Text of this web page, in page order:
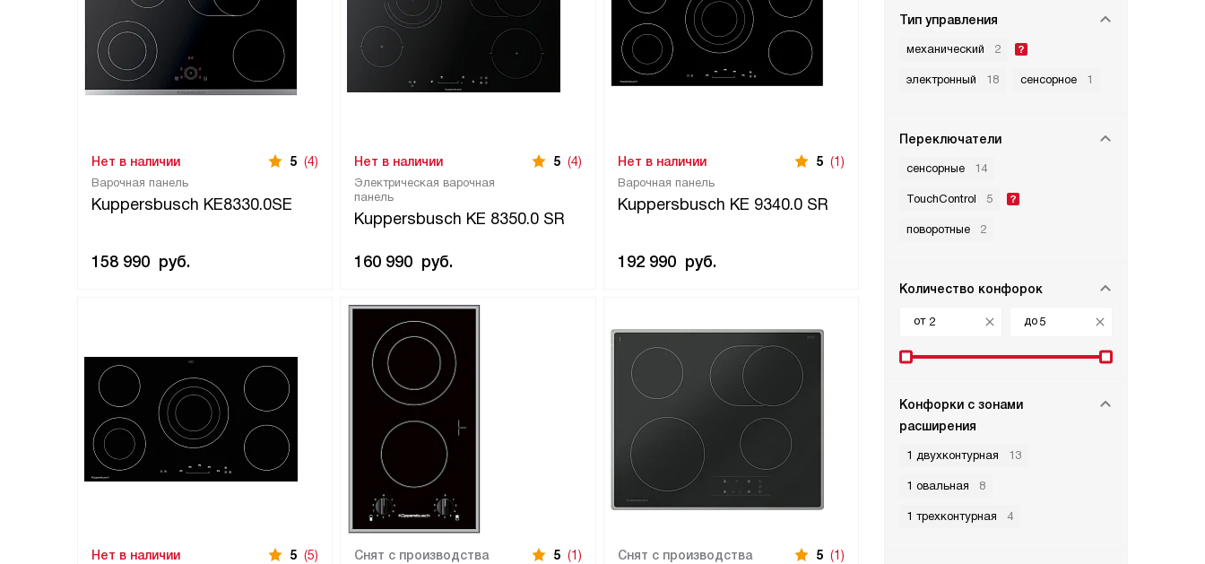
Тип управления
механический 2
электронный 18 сенсорное 1
Переключатели
сенсорные 14
TouchControl 5
поворотные 2
Количество конфорок
от до
Конфорки с зонами
расширения
1 двухконтурная 13
1 овальная 8
1 трехконтурная 4
Варочная панель
Kuppersbusch KE8330.0SE
Нет в наличии 5 (4)
158 990 руб.
Электрическая варочная
панель
Kuppersbusch KE 8350.0 SR
Нет в наличии 5 (4)
160 990 руб.
Варочная панель
Kuppersbusch KE 9340.0 SR
Нет в наличии 5 (1)
192 990 руб.
Нет в наличии 5 (5) Снят с производства 5 (1) Снят с производства 5 (1)